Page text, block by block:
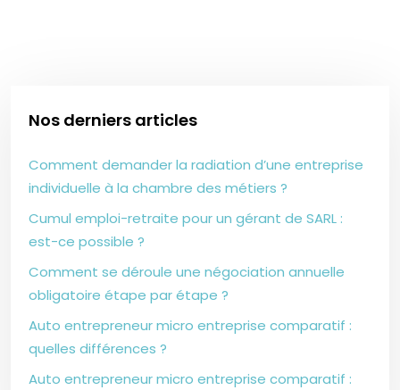
Nos derniers articles
Comment demander la radiation d’une entreprise
individuelle à la chambre des métiers ?
Cumul emploi-retraite pour un gérant de SARL :
est-ce possible ?
Comment se déroule une négociation annuelle
obligatoire étape par étape ?
Auto entrepreneur micro entreprise comparatif :
quelles différences ?
Auto entrepreneur micro entreprise comparatif :